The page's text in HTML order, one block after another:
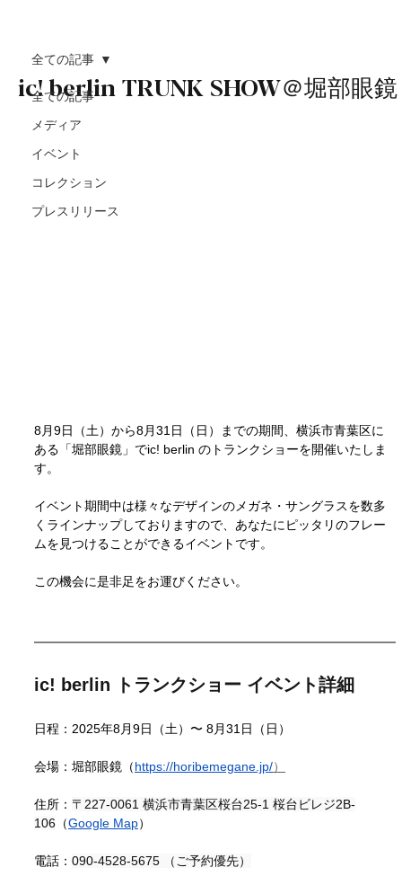
全ての記事
メディア
イベント
コレクション
プレスリリース
全ての記事
ic! berlin TRUNK SHOW＠堀部眼鏡
8月9日（土）から8月31日（日）までの期間、 横浜市青葉区に
ある「堀部眼鏡」でic! berlin のトランクショーを開催いたしま
す。
イベント期間中は様々なデザインのメガネ・サングラスを数多
くラインナップしておりますので、あなたにピッタリのフレー
ムを見つけることができるイベントです。
この機会に是非足をお運びください。
ic! berlin トランクショー イベント詳細
日程：2025年8月9日（土）〜 8月31日（日）
会場：堀部眼鏡（https://horibemegane.jp/）
住所： 〒227-0061 横浜市青葉区桜台25-1 桜台ビレジ2B-
106 （Google Map）
電話： 090-4528-5675 （ご予約優先）